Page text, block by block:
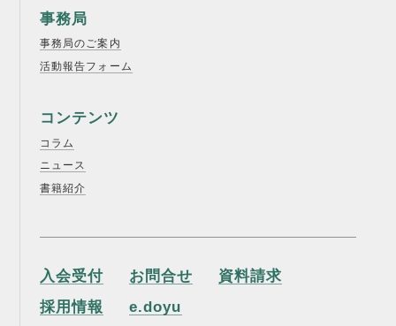
事務局
事務局のご案内
活動報告フォーム
コンテンツ
コラム
ニュース
書籍紹介
入会受付 お問合せ
資料請求
採用情報
e.doyu